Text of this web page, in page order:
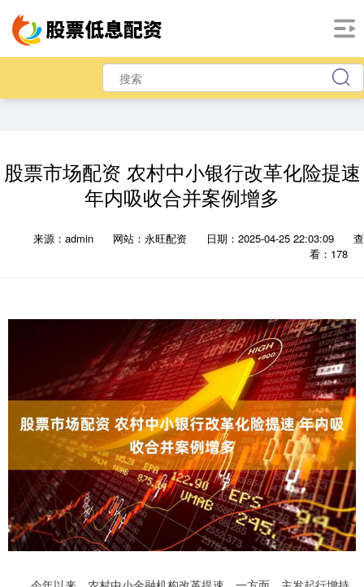
股票市场配资 农村中小银行改革化险提速
年内吸收合并案例增多
来源：admin 网站：永旺配资 日期：2025-04-25 22:03:09
查
看：178